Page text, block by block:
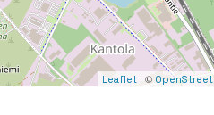
Leaflet | ©